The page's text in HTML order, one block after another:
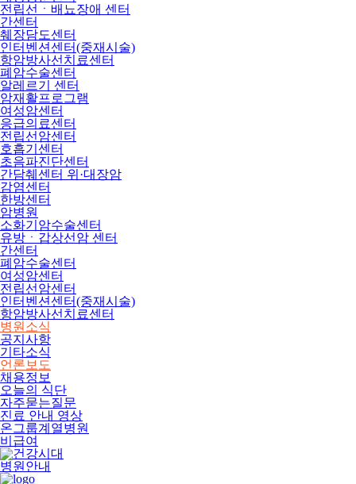
전립선ㆍ배뇨장애 센터
간센터
췌장담도센터
인터벤션센터(중재시술)
항암방사선치료센터
폐암수술센터
알레르기 센터
암재활프로그램
여성암센터
응급의료센터
전립선암센터
호흡기센터
초음파진단센터
간담췌센터 위·대장암
감염센터
한방센터
암병원
소화기암수술센터
유방ㆍ갑상선암 센터
간센터
폐암수술센터
여성암센터
전립선암센터
인터벤션센터(중재시술)
항암방사선치료센터
병원소식
공지사항
기타소식
언론보도
채용정보
오늘의 식단
자주묻는질문
진료 안내 영상
온그룹계열병원
비급여
병원안내